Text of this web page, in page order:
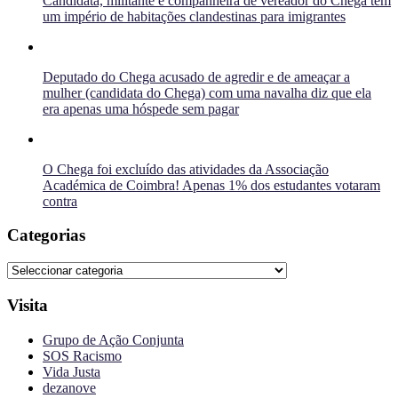
um império de habitações clandestinas para imigrantes
Deputado do Chega acusado de agredir e de ameaçar a
mulher (candidata do Chega) com uma navalha diz que ela
era apenas uma hóspede sem pagar
O Chega foi excluído das atividades da Associação
Académica de Coimbra! Apenas 1% dos estudantes votaram
contra
Categorias
Categorias
Visita
Grupo de Ação Conjunta
SOS Racismo
Vida Justa
dezanove